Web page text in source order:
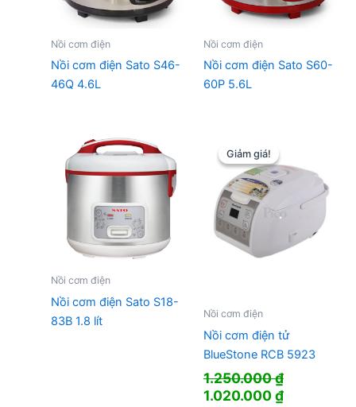
Nồi cơm điện
Nồi cơm điện Sato S46-
46Q 4.6L
Nồi cơm điện
Nồi cơm điện Sato S60-
60P 5.6L
Nồi cơm điện
Nồi cơm điện Sato S18-
83B 1.8 lít
Giảm giá!
Giảm giá!
Nồi cơm điện
Nồi cơm điện tử
BlueStone RCB 5923
1.250.000₫
Giá
1.020.000₫Giá